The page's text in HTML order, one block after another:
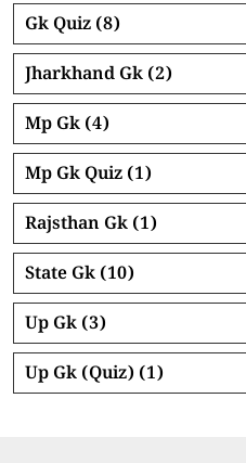
Gk Quiz (8)
Jharkhand Gk (2)
Mp Gk (4)
Mp Gk Quiz (1)
Rajsthan Gk (1)
State Gk (10)
Up Gk (3)
Up Gk (Quiz) (1)